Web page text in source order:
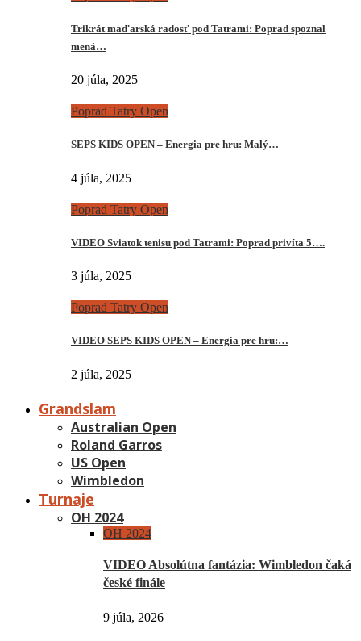
Trikrát maďarská radosť pod Tatrami: Poprad spoznal
mená…
20 júla, 2025
Poprad Tatry Open
SEPS KIDS OPEN – Energia pre hru: Malý…
4 júla, 2025
Poprad Tatry Open
VIDEO Sviatok tenisu pod Tatrami: Poprad privíta 5….
3 júla, 2025
Poprad Tatry Open
VIDEO SEPS KIDS OPEN – Energia pre hru:…
2 júla, 2025
Grandslam
Australian Open
Roland Garros
US Open
Wimbledon
Turnaje
OH 2024
OH 2024
VIDEO Absolútna fantázia: Wimbledon čaká
české finále
9 júla, 2026